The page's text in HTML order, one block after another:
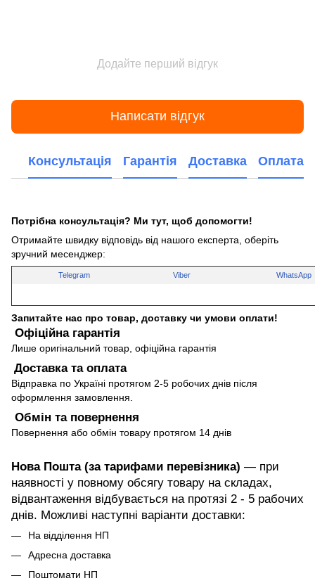
Додайте перший відгук
Написати відгук
Консультація Гарантія Доставка Оплата
Потрібна консультація? Ми тут, щоб допомогти!
Отримайте швидку відповідь від нашого експерта, оберіть
зручний месенджер:
Telegram Viber WhatsApp
Запитайте нас про товар, доставку чи умови оплати!
Офіційна гарантія
Лише оригінальний товар, офіційна гарантія
Доставка та оплата
Відправка по Україні протягом 2-5 робочих днів після
оформлення замовлення.
Обмін та повернення
Повернення або обмін товару протягом 14 днів
Нова Пошта (за тарифами перевізника) — при
наявності у повному обсягу товару на складах,
відвантаження відбувається на протязі 2 - 5 рабочих
днів. Можливі наступні варіанти доставки:
На відділення НП
Адресна доставка
Поштомати НП